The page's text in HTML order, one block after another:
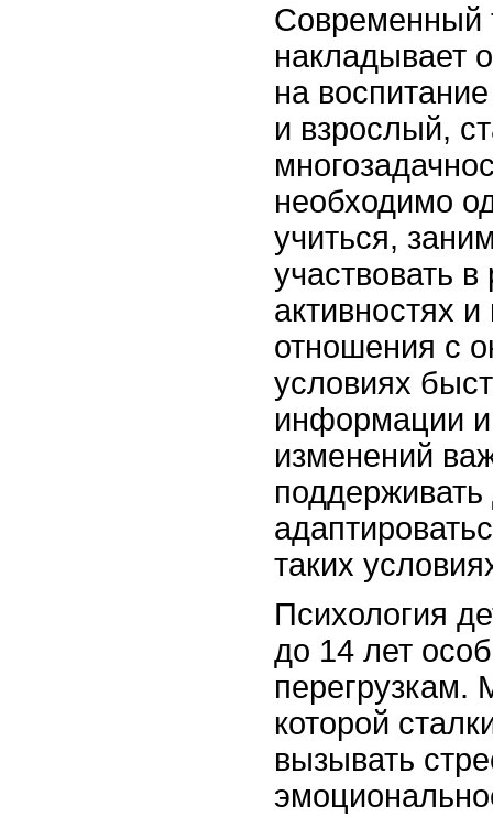
Современный
накладывает
на
и взрослый,
необходимо
учиться,
участвовать
активностях
отношения с
условиях
информации
изменений
таких
Психология
до 14 лет
перегрузкам.
которой
вызывать